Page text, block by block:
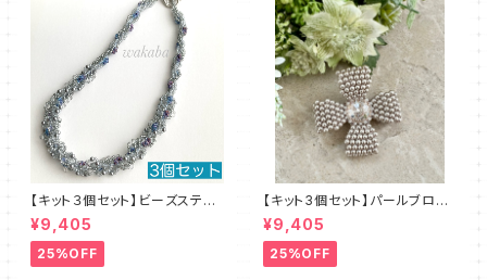
【キット３個セット】ビーズステッ
チキット・ブルーレース デザイ
ン：清水理子
¥9,405
25%OFF
【キット3個セット】パールブロー
チ（ピンクベージュ）澤田美子
¥9,405
25%OFF